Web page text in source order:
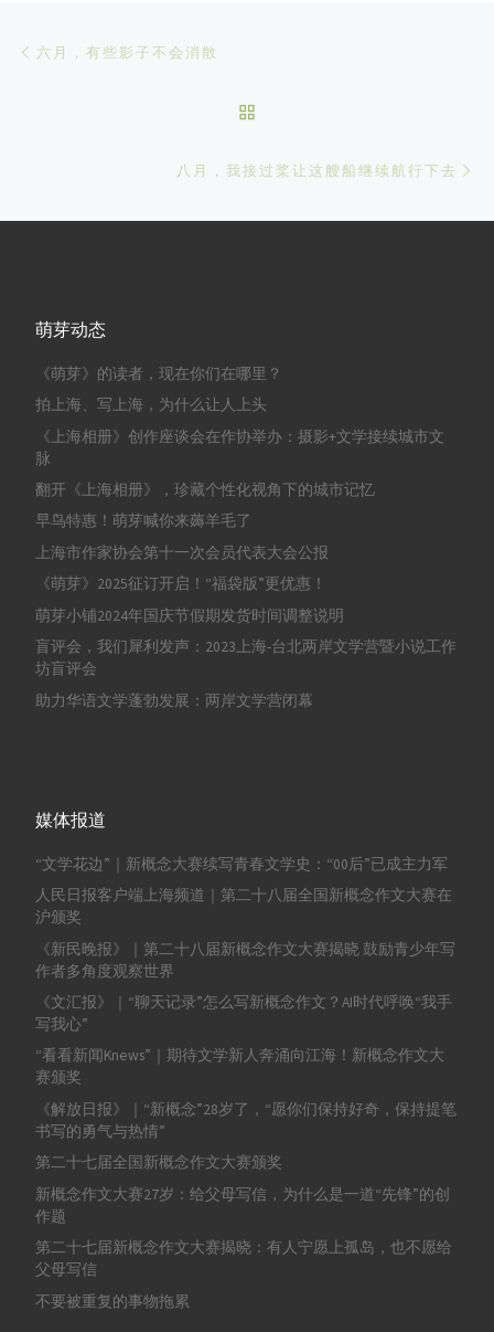
文章导航
六月，有些影子不会消散
八月，我接过桨让这艘船继续航行下去
萌芽动态
《萌芽》的读者，现在你们在哪里？
拍上海、写上海，为什么让人上头
《上海相册》创作座谈会在作协举办：摄影+文学接续城市文
脉
翻开《上海相册》，珍藏个性化视角下的城市记忆
早鸟特惠！萌芽喊你来薅羊毛了
上海市作家协会第十一次会员代表大会公报
《萌芽》2025征订开启！“福袋版”更优惠！
萌芽小铺2024年国庆节假期发货时间调整说明
盲评会，我们犀利发声：2023上海-台北两岸文学营暨小说工作
坊盲评会
助力华语文学蓬勃发展：两岸文学营闭幕
媒体报道
“文学花边”｜新概念大赛续写青春文学史：“00后”已成主力军
人民日报客户端上海频道｜第二十八届全国新概念作文大赛在
沪颁奖
《新民晚报》｜第二十八届新概念作文大赛揭晓 鼓励青少年写
作者多角度观察世界
《文汇报》｜“聊天记录”怎么写新概念作文？AI时代呼唤“我手
写我心”
“看看新闻Knews”｜期待文学新人奔涌向江海！新概念作文大
赛颁奖
《解放日报》｜“新概念”28岁了，“愿你们保持好奇，保持提笔
书写的勇气与热情”
第二十七届全国新概念作文大赛颁奖
新概念作文大赛27岁：给父母写信，为什么是一道“先锋”的创
作题
第二十七届新概念作文大赛揭晓：有人宁愿上孤岛，也不愿给
父母写信
不要被重复的事物拖累